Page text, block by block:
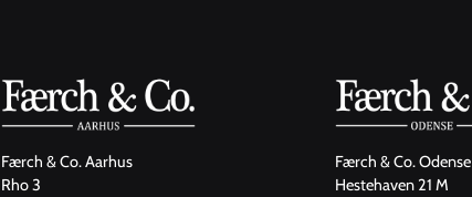
Færch & Co. Aarhus
Rho 3
Færch & Co. Odense
Hestehaven 21 M